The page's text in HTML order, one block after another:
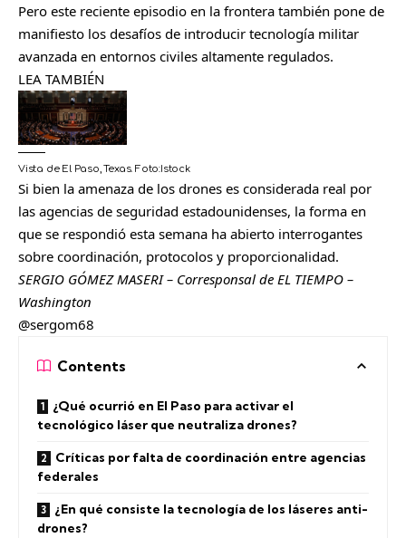
Pero este reciente episodio en la frontera también pone de
manifiesto los desafíos de introducir tecnología militar
avanzada en entornos civiles altamente regulados.
LEA TAMBIÉN
Vista de El Paso, Texas. Foto:Istock
Si bien la amenaza de los drones es considerada real por
las agencias de seguridad estadounidenses, la forma en
que se respondió esta semana ha abierto interrogantes
sobre coordinación, protocolos y proporcionalidad.
SERGIO GÓMEZ MASERI – Corresponsal de EL TIEMPO –
Washington
@sergom68
Contents
¿Qué ocurrió en El Paso para activar el
tecnológico láser que neutraliza drones?
Críticas por falta de coordinación entre agencias
federales
¿En qué consiste la tecnología de los láseres anti-
drones?